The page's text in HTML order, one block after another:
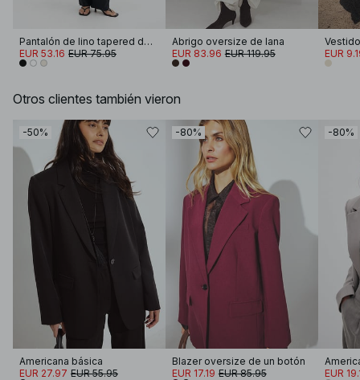
Pantalón de lino tapered de tiro medio
EUR 53.16 EUR 75.95
Abrigo oversize de lana
EUR 83.96 EUR 119.95
EUR
Otros clientes también vieron
-50%
Americana básica
EUR 27.97 EUR 55.95
-80%
Blazer oversize de un botón
EUR 17.19 EUR 85.95
-80%
EUR